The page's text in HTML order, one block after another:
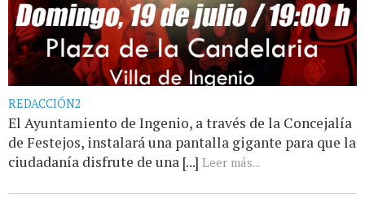
REDACCIÓN2
El Ayuntamiento de Ingenio, a través de la Concejalía
de Festejos, instalará una pantalla gigante para que la
ciudadanía disfrute de una [...] Leer más...